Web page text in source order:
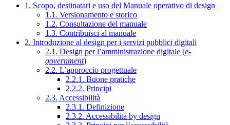
1. Scopo, destinatari e uso del Manuale operativo di design
1.1. Versionamento e storico
1.2. Consultazione del manuale
1.3. Contribuisci al manuale
2. Introduzione al design per i servizi pubblici digitali
2.1. Design per l’amministrazione digitale (e-
government)
2.2. L’approccio progettuale
2.2.1. Buone pratiche
2.2.2. Principi
2.3. Accessibilità
2.3.1. Definizione
2.3.2. Accessibilità by design